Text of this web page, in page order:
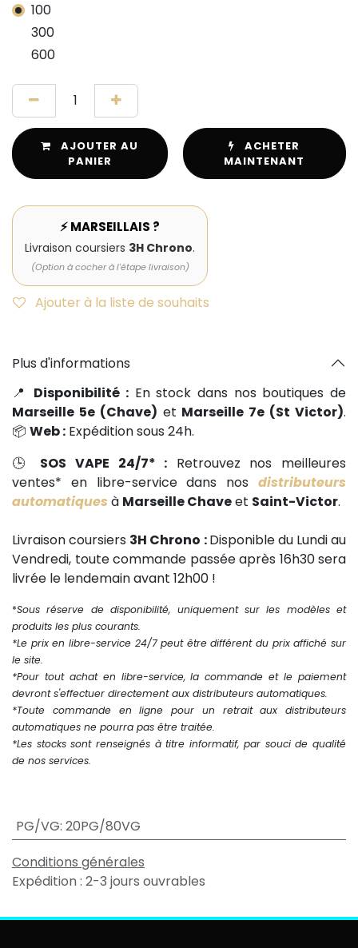
100
300
600
AJOUTER AU
PANIER
ACHETER
MAINTENANT
⚡ MARSEILLAIS ?
Livraison coursiers 3H Chrono.
(Option à cocher à l'étape livraison)
Ajouter à la liste de souhaits
Plus d'informations
📍 Disponibilité : En stock dans nos boutiques de
Marseille 5e (Chave) et Marseille 7e (St Victor).
📦 Web : Expédition sous 24h.
🕒 SOS VAPE 24/7* : Retrouvez nos meilleures
ventes* en libre-service dans nos distributeurs
automatiques à Marseille Chaveet Saint-Victor.
Livraison coursiers 3H Chrono :Disponible du Lundi au
Vendredi, toute commande passée après 16h30 sera
livrée le lendemain avant 12h00 !
*Sous réserve de disponibilité, uniquement sur les modèles et
produits les plus courants.
*Le prix en libre-service 24/7 peut être différent du prix affiché sur
le site.
*Pour tout achat en libre-service, la commande et le paiement
devront s'effectuer directement aux distributeurs automatiques.
*Toute commande en ligne pour un retrait aux distributeurs
automatiques ne pourra pas être traitée.
*Les stocks sont renseignés à titre informatif, par souci de qualité
de nos services.
PG/VG: 20PG/80VG
Conditions générales
Expédition : 2-3 jours ouvrables